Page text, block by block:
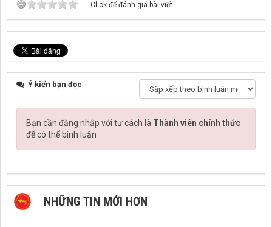
Click để đánh giá bài viết
Ý kiến bạn đọc
Bạn cần đăng nhập với tư cách là Thành viên chính thức
để có thể bình luận
NHỮNG TIN MỚI HƠN